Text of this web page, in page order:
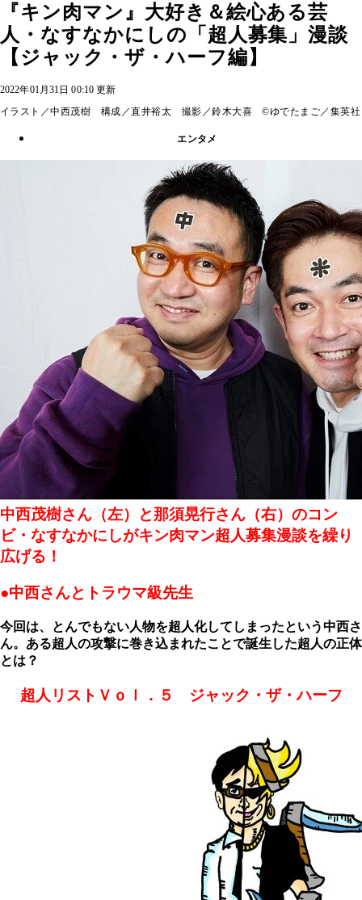
『キン肉マン』大好き＆絵心ある芸
人・なすなかにしの「超人募集」漫談
【ジャック・ザ・ハーフ編】
2022年01月31日 00:10 更新
イラスト／中西茂樹 構成／直井裕太 撮影／鈴木大喜 ©ゆでたまご／集英社
エンタメ
中西茂樹さん（左）と那須晃行さん（右）のコン
ビ・なすなかにしがキン肉マン超人募集漫談を繰り
広げる！
●中西さんとトラウマ級先生
今回は、とんでもない人物を超人化してしまったという中西さ
ん。ある超人の攻撃に巻き込まれたことで誕生した超人の正体
とは？
超人リストＶｏｌ．５ ジャック・ザ・ハーフ